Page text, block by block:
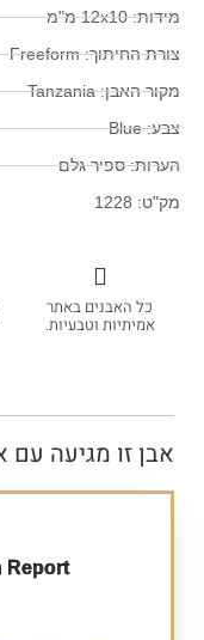
מידות: 12x10 מ"מ
צורת החיתוך: Freeform
מקור האבן: Tanzania
צבע: Blue
הערות: ספיר גלם
מק"ט: 1228
כל האבנים באתר
אמיתיות וטבעיות.
אבן זו מגיעה
Report